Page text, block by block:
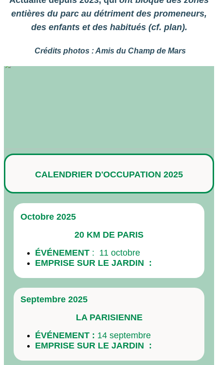
entières du parc au détriment des promeneurs,
des enfants et des habitués (cf. plan).
Crédits photos : Amis du Champ de Mars
CALENDRIER D'OCCUPATION 2025
Octobre 2025
20 KM DE PARIS
ÉVÉNEMENT : 11 octobre
EMPRISE SUR LE JARDIN :
Septembre 2025
LA PARISIENNE
ÉVÉNEMENT : 14 septembre
EMPRISE SUR LE JARDIN :